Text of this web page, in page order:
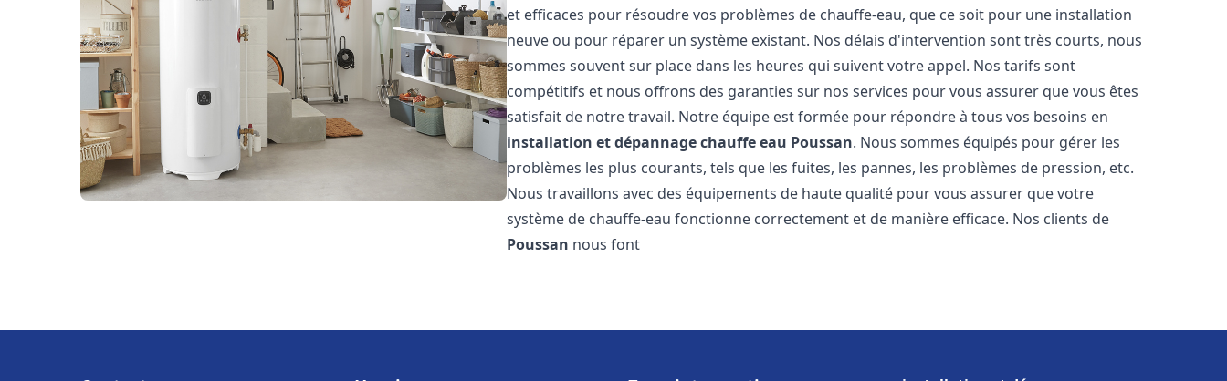
et efficaces pour résoudre vos problèmes de chauffe-eau, que ce soit pour une installation
neuve ou pour réparer un système existant. Nos délais d'intervention sont très courts, nous
sommes souvent sur place dans les heures qui suivent votre appel. Nos tarifs sont
compétitifs et nous offrons des garanties sur nos services pour vous assurer que vous êtes
satisfait de notre travail. Notre équipe est formée pour répondre à tous vos besoins en
installation et dépannage chauffe eau Poussan. Nous sommes équipés pour gérer les
problèmes les plus courants, tels que les fuites, les pannes, les problèmes de pression, etc.
Nous travaillons avec des équipements de haute qualité pour vous assurer que votre
système de chauffe-eau fonctionne correctement et de manière efficace. Nos clients de
Poussan nous font